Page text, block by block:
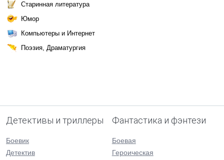
Старинная литература
Юмор
Компьютеры и Интернет
Поэзия, Драматургия
Детективы и триллеры
Боевик
Детектив
Фантастика и фэнтези
Боевая
Героическая